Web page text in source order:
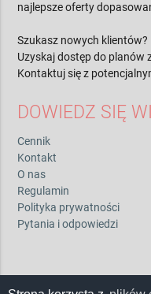
najlepsze oferty
Szukasz nowych klientów?
Uzyskaj dostęp do planów
Kontaktuj się z
DOWIEDZ SIĘ
Cennik
Kontakt
O nas
Regulamin
Polityka prywatności
Pytania i odpowiedzi